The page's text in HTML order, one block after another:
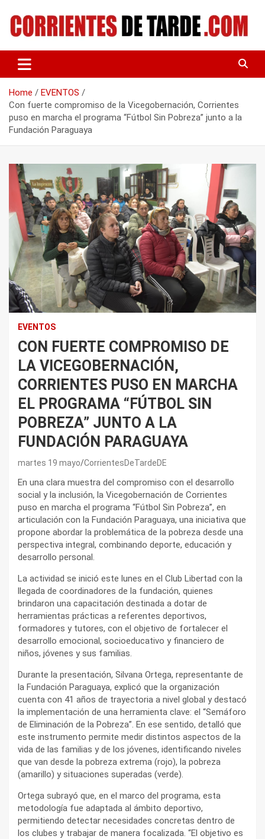
content
CORRIENTES DE TARDE
Home
EVENTOS
Con fuerte compromiso de la Vicegobernación, Corrientes
puso en marcha el programa “Fútbol Sin Pobreza” junto a la
Fundación Paraguaya
EVENTOS
CON FUERTE COMPROMISO DE
LA VICEGOBERNACIÓN,
CORRIENTES PUSO EN MARCHA
EL PROGRAMA “FÚTBOL SIN
POBREZA” JUNTO A LA
FUNDACIÓN PARAGUAYA
martes 19 mayo CorrientesDeTardeDE
En una clara muestra del compromiso con el desarrollo
social y la inclusión, la Vicegobernación de Corrientes
puso en marcha el programa “Fútbol Sin Pobreza”, en
articulación con la Fundación Paraguaya, una iniciativa que
propone abordar la problemática de la pobreza desde una
perspectiva integral, combinando deporte, educación y
desarrollo personal.
La actividad se inició este lunes en el Club Libertad con la
llegada de coordinadores de la fundación, quienes
brindaron una capacitación destinada a dotar de
herramientas prácticas a referentes deportivos,
formadores y tutores, con el objetivo de fortalecer el
desarrollo emocional, socioeducativo y financiero de
niños, jóvenes y sus familias.
Durante la presentación, Silvana Ortega, representante de
la Fundación Paraguaya, explicó que la organización
cuenta con 41 años de trayectoria a nivel global y destacó
la implementación de una herramienta clave: el “Semáforo
de Eliminación de la Pobreza”. En ese sentido, detalló que
este instrumento permite medir distintos aspectos de la
vida de las familias y de los jóvenes, identificando niveles
que van desde la pobreza extrema (rojo), la pobreza
(amarillo) y situaciones superadas (verde).
Ortega subrayó que, en el marco del programa, esta
metodología fue adaptada al ámbito deportivo,
permitiendo detectar necesidades concretas dentro de
los clubes y trabajar de manera focalizada. “El objetivo es